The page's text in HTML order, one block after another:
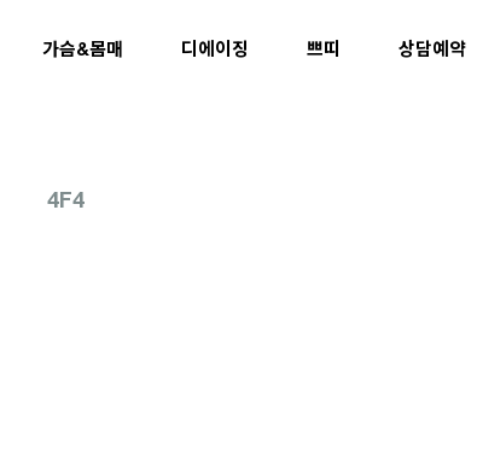
가슴&몸매 디에이징 쁘띠 상담예약
4F4